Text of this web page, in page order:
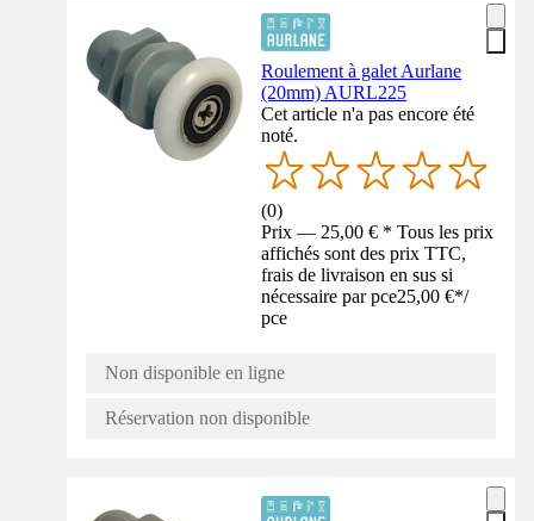
Roulement à galet Aurlane
(20mm) AURL225
Cet article n'a pas encore été
noté.
(0)
Prix — 25,00 € * Tous les prix
affichés sont des prix TTC,
frais de livraison en sus si
nécessaire par pce25,00 €*/
pce
Non disponible en ligne
Réservation non disponible